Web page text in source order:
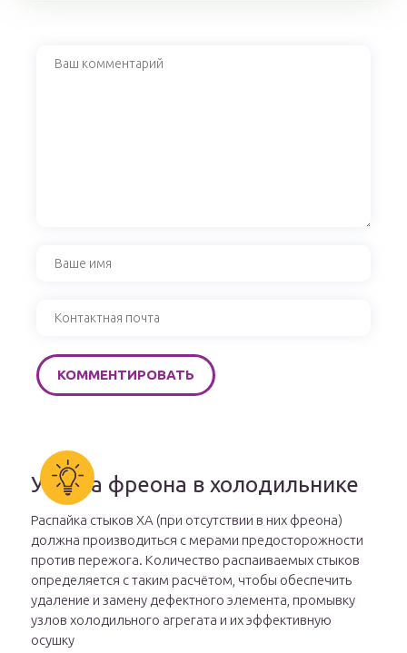
Утечка фреона в холодильнике
Распайка стыков ХА (при отсутствии в них фреона)
должна производиться с мерами предосторожности
против пережога. Количество распаиваемых стыков
определяется с таким расчётом, чтобы обеспечить
удаление и замену дефектного элемента, промывку
узлов холодильного агрегата и их эффективную
осушку